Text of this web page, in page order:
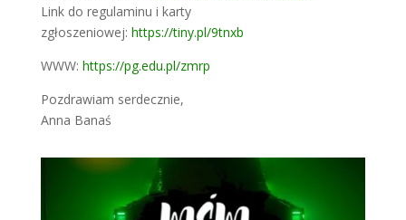
Link do regulaminu i karty
zgłoszeniowej: https://tiny.pl/9tnxb
WWW: https://pg.edu.pl/zmrp
Pozdrawiam serdecznie,
Anna Banaś